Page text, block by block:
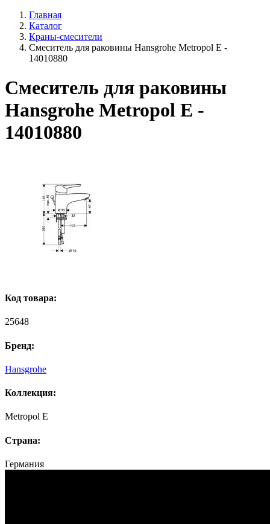
Главная
Каталог
Краны-смесители
Смеситель для раковины Hansgrohe Metropol E -
14010880
Смеситель для раковины
Hansgrohe Metropol E -
14010880
Код товара:
25648
Бренд:
Hansgrohe
Коллекция:
Metropol E
Страна:
Германия